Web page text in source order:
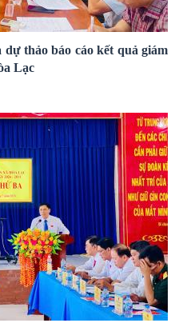
thảo báo cáo kết quả giám
Lạc